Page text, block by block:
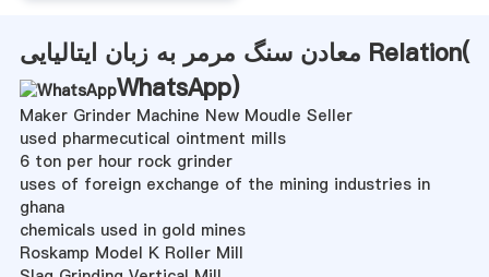
معادن سنگ مرمر به زبان ایتالیایی Relation(
WhatsApp)
Maker Grinder Machine New Moudle Seller
used pharmecutical ointment mills
6 ton per hour rock grinder
uses of foreign exchange of the mining industries in
ghana
chemicals used in gold mines
Roskamp Model K Roller Mill